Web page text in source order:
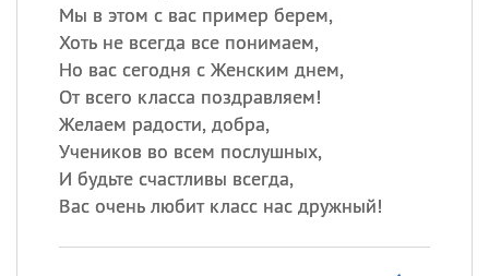
Мы в этом с вас пример берем,
Хоть не всегда все понимаем,
Но вас сегодня с Женским днем,
От всего класса поздравляем!
Желаем радости, добра,
Учеников во всем послушных,
И будьте счастливы всегда,
Вас очень любит класс нас дружный!